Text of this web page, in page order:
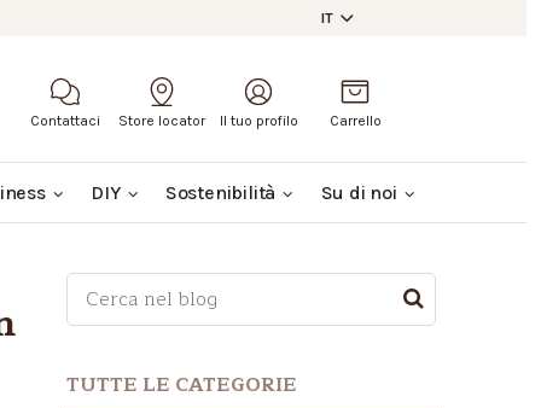
IT
Contattaci Store locator Il tuo profilo Carrello
DIY Sostenibilità Su di noi
Questo è un campo di ricerca con una
TUTTE LE CATEGORIE